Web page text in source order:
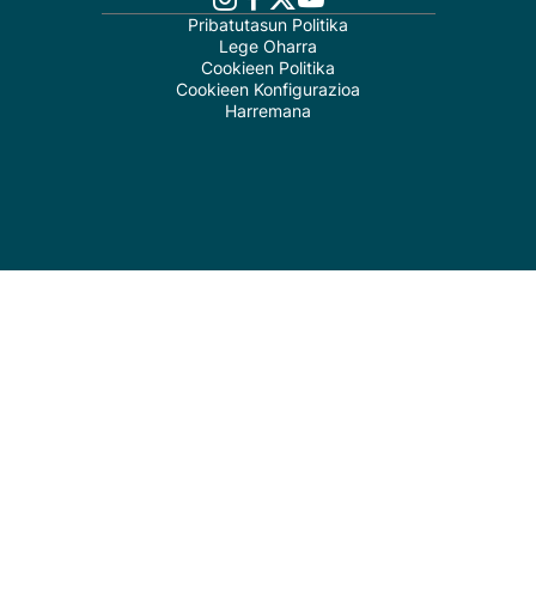
Pribatutasun Politika
Lege Oharra
Cookieen Politika
Cookieen Konfigurazioa
Harremana